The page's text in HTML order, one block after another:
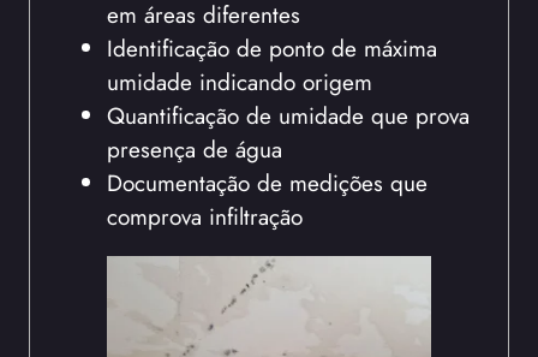
em áreas diferentes
Identificação de ponto de máxima
umidade indicando origem
Quantificação de umidade que prova
presença de água
Documentação de medições que
comprova infiltração